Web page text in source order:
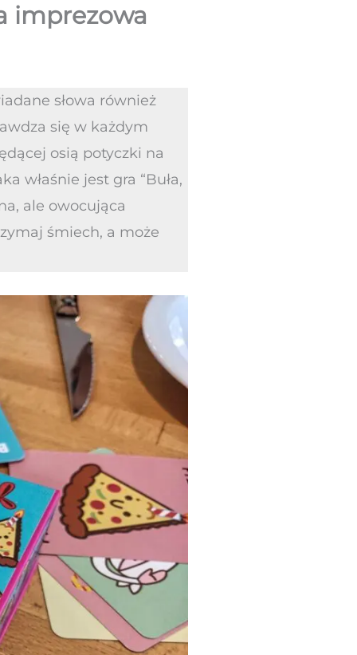
imprezowa
słowa również
się w każdym
osią potyczki na
właśnie jest gra “Buła,
ale owocująca
śmiech, a może